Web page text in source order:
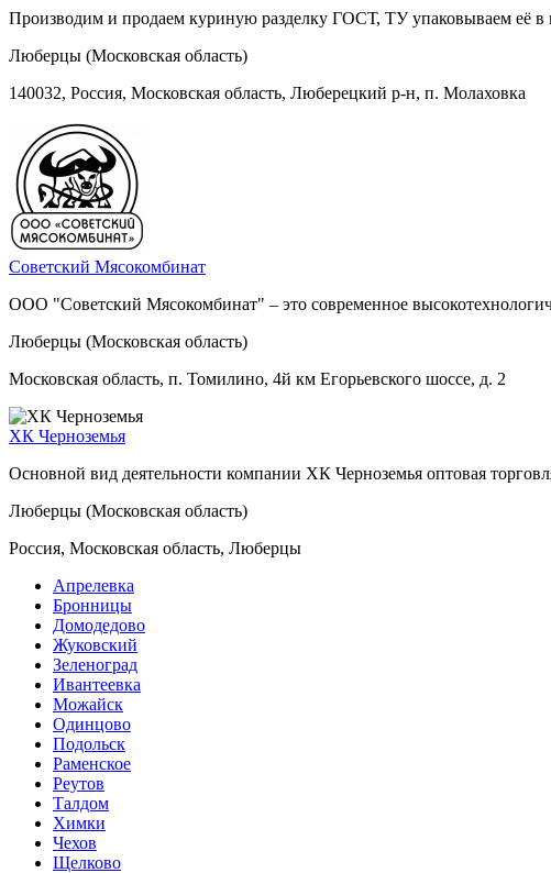
Производим и продаем куриную разделку ГОСТ, ТУ упаковываем её в
Люберцы (Московская область)
140032, Россия, Московская область, Люберецкий р-н, п. Молаховка
Советский Мясокомбинат
ООО "Советский Мясокомбинат" – это современное
Люберцы (Московская область)
Московская область, п. Томилино, 4й км Егорьевского шоссе, д. 2
ХК Черноземья
Основной вид деятельности компании ХК Черноземья оптовая
Люберцы (Московская область)
Россия, Московская область, Люберцы
Апрелевка
Бронницы
Домодедово
Жуковский
Зеленоград
Ивантеевка
Можайск
Одинцово
Подольск
Раменское
Реутов
Талдом
Химки
Чехов
Щелково